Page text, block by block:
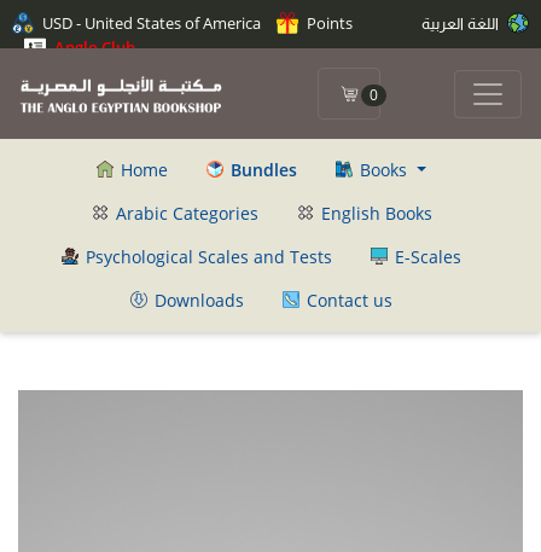
USD - United States of America
Points
Anglo Club
0
Home Bundles
Books
Arabic Categories
English Books
Psychological Scales and Tests
E-Scales
Downloads
Contact us